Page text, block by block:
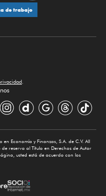
de trabajo
.
Economía y Finanzas, S.A. de C.V. All
de reserva al Título en Derechos de Autor
usted está de acuerdo con los